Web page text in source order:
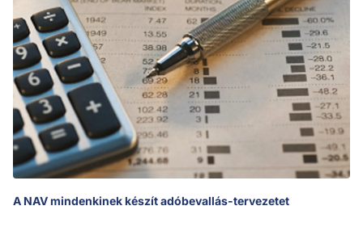
A NAV mindenkinek készít adóbevallás-tervezetet